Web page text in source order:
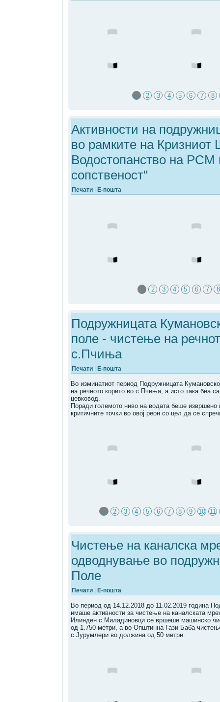
1 2 3 4 5 6 7 8
Активности на
во рамките на
Водостопанство на РСМ
сопственост"
Печати | Е-пошта
1 2 3 4 5 6 7 8
Подружницата
поле - чистење на
с.Пчиња
Печати | Е-пошта
Во изминатиот период Подружницата
на речното корито во с.Пчиња, а исто така беа
цевковод.
Поради големото ниво на водата беше
критичните точки во овој реон со цел да се
1 2 3 4 5 6 7 8 9 10 11
Чистење на каналска
одводнување во
Поле
Печати Е-пошта
Во период од 14.12.2018 до 11.02.2019 година
имаше активности за чистење на каналската
Илинден с.Миладиновци се вршеше машинско
од 1.750 метри, а во Општинна Гази Баба
с.Јурумлери во должина од 50 метри.